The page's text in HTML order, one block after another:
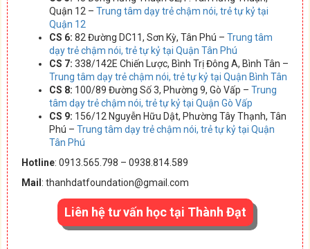
Quận 12 – Trung tâm dạy trẻ chậm nói, trẻ tự kỷ tại
Quận 12
CS 6: 82 Đường DC11, Sơn Kỳ, Tân Phú – Trung tâm
dạy trẻ chậm nói, trẻ tự kỷ tại Quận Tân Phú
CS 7: 338/142E Chiến Lược, Bình Trị Đông A, Bình Tân –
Trung tâm dạy trẻ chậm nói, trẻ tự kỷ tại Quận Bình Tân
CS 8: 100/89 Đường Số 3, Phường 9, Gò Vấp – Trung
tâm dạy trẻ chậm nói, trẻ tự kỷ tại Quận Gò Vấp
CS 9: 156/12 Nguyễn Hữu Dật, Phường Tây Thạnh, Tân
Phú – Trung tâm dạy trẻ chậm nói, trẻ tự kỷ tại Quận
Tân Phú
Hotline: 0913.565.798 – 0938.814.589
Mail : thanhdatfoundation@gmail.com
Liên hệ tư vấn học tại Thành Đạt